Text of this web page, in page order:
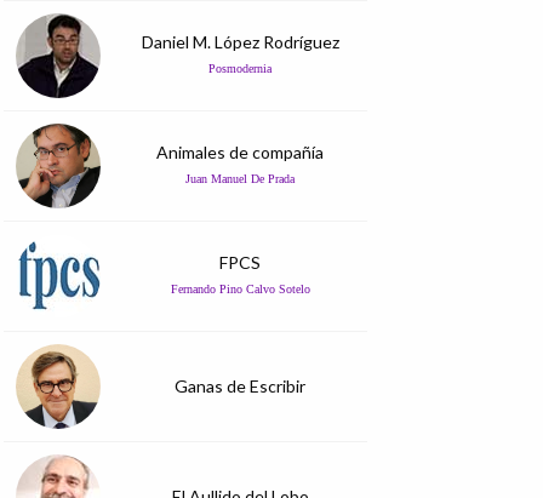
Daniel M. López Rodríguez
Posmodernia
Animales de compañía
Juan Manuel De Prada
FPCS
Fernando Pino Calvo Sotelo
Ganas de Escribir